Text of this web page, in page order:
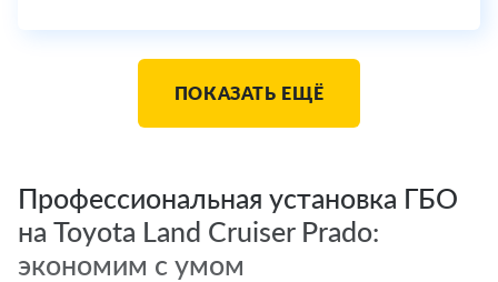
ПОКАЗАТЬ ЕЩЁ
Профессиональная установка ГБО
на Toyota Land Cruiser Prado:
экономим с умом